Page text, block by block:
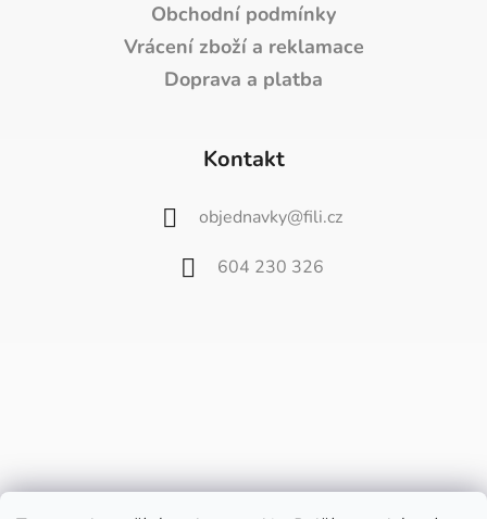
Obchodní podmínky
Vrácení zboží a reklamace
Doprava a platba
Kontakt
objednavky@fili.cz
604 230 326